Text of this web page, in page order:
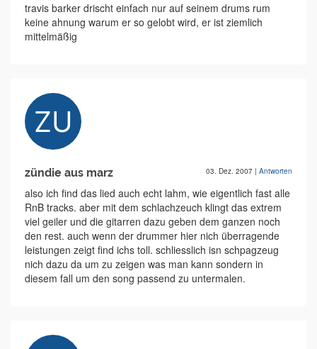
travis barker drischt einfach nur auf seinem drums rum
keine ahnung warum er so gelobt wird, er ist ziemlich
mittelmäßig
zündie aus marz 03. Dez. 2007 | Antworten
also ich find das lied auch echt lahm, wie eigentlich fast alle
RnB tracks. aber mit dem schlachzeuch klingt das extrem
viel geiler und die gitarren dazu geben dem ganzen noch
den rest. auch wenn der drummer hier nich überragende
leistungen zeigt find ichs toll. schliesslich isn schpagzeug
nich dazu da um zu zeigen was man kann sondern in
diesem fall um den song passend zu untermalen.